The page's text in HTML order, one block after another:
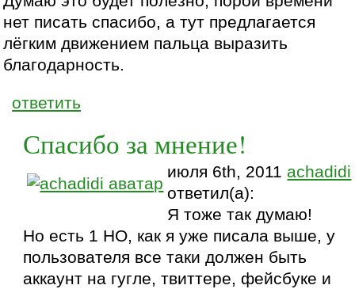
нет писать спасибо, а тут предлагается
лёгким движением пальца выразить
благодарность.
ответить
Спасибо за мнение!
июля 6th, 2011 achadidi
ответил(а):
Я тоже так думаю!
Но есть 1 НО, как я уже писала выше, у
пользователя все таки должен быть
аккаунт на гугле, твиттере, фейсбуке и